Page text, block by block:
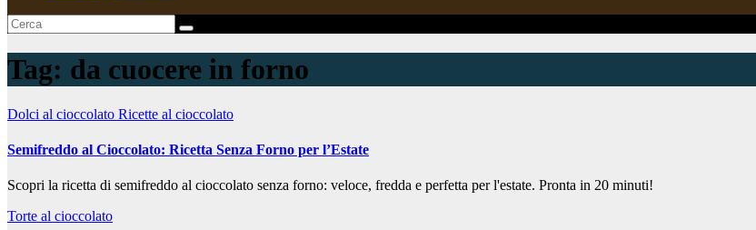
Tag: da cuocere in forno
Dolci al cioccolato Ricette al cioccolato
Semifreddo al Cioccolato: Ricetta Senza Forno per l’Estate
Scopri la ricetta di semifreddo al cioccolato senza forno: veloce, fredda e perfetta per l'estate. Pronta in 20 minuti!
Torte al cioccolato